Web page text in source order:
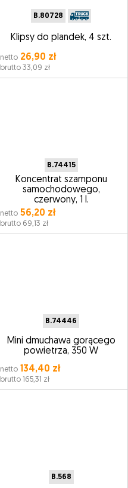
B.80728
Klipsy do plandek, 4 szt.
netto26,90 zł
brutto 33,09 zł
B.74415
Koncentrat szamponu
samochodowego,
czerwony, 1 l.
netto56,20 zł
brutto 69,13 zł
B.74446
Mini dmuchawa gorącego
powietrza, 350 W
netto134,40 zł
brutto 165,31 zł
B.568